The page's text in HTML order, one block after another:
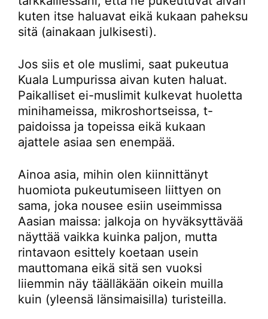
kuten itse haluavat eikä kukaan paheksu
sitä (ainakaan julkisesti).
Jos siis et ole muslimi, saat pukeutua
Kuala Lumpurissa aivan kuten haluat.
Paikalliset ei-muslimit kulkevat huoletta
minihameissa, mikroshortseissa, t-
paidoissa ja topeissa eikä kukaan
ajattele asiaa sen enempää.
Ainoa asia, mihin olen kiinnittänyt
huomiota pukeutumiseen liittyen on
sama, joka nousee esiin useimmissa
Aasian maissa: jalkoja on hyväksyttävää
näyttää vaikka kuinka paljon, mutta
rintavaon esittely koetaan usein
mauttomana eikä sitä sen vuoksi
liiemmin näy täälläkään oikein muilla
kuin (yleensä länsimaisilla) turisteilla.